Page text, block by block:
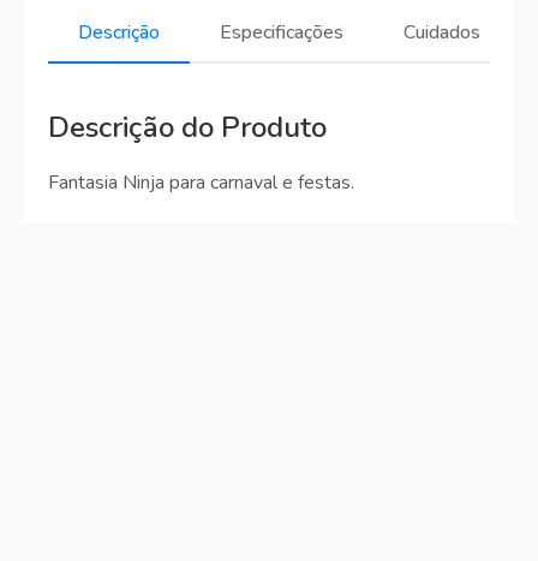
Descrição Especificações Cuidados
Descrição do Produto
Fantasia Ninja para carnaval e festas.